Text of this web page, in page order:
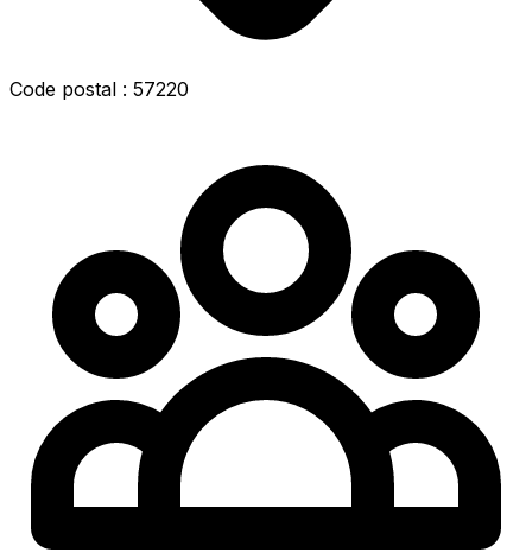
Code postal : 57220